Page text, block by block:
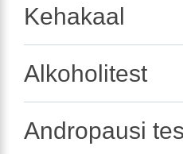
Kehakaal
Alkoholitest
Andropausi